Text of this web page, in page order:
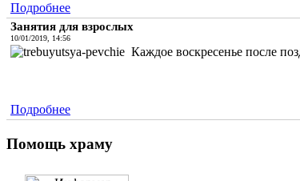
Подробнее
Занятия для взрослых
10/01/2019, 14:56
Каждое воскресенье после
Подробнее
Помощь храму